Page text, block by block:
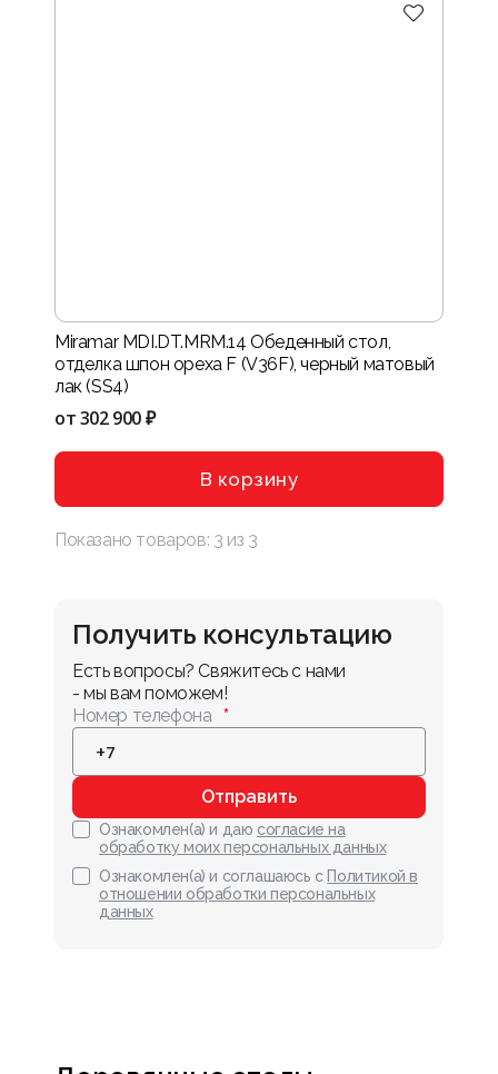
Miramar MDI.DT.MRM.14 Обеденный стол,
отделка шпон ореха F (V36F), черный матовый
лак (SS4)
от302 900 ₽
В корзину
Показано товаров: 3 из 3
Получить консультацию
Есть вопросы? Свяжитесь с нами
- мы вам поможем!
Номер телефона
Отправить
Ознакомлен(а) и даю согласие на
обработку моих персональных данных
Ознакомлен(а) и соглашаюсь с Политикой в
отношении обработки персональных
данных